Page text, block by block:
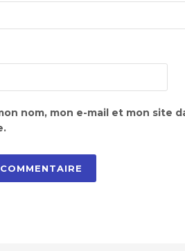
nom, mon e-mail et mon site